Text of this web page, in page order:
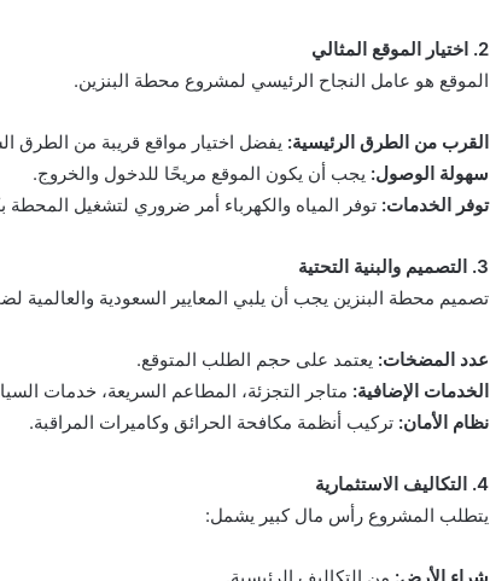
2. اختيار الموقع المثالي
الموقع هو عامل النجاح الرئيسي لمشروع محطة البنزين.
القرب من الطرق الرئيسية: يفضل اختيار مواقع قريبة من الطرق
سهولة الوصول: يجب أن يكون الموقع مريحًا للدخول والخروج.
توفر الخدمات: توفر المياه والكهرباء أمر ضروري لتشغيل المحطة
3. التصميم والبنية التحتية
تصميم محطة البنزين يجب أن يلبي المعايير السعودية والعالمية
عدد المضخات: يعتمد على حجم الطلب المتوقع.
الخدمات الإضافية: متاجر التجزئة، المطاعم السريعة، خدمات
نظام الأمان: تركيب أنظمة مكافحة الحرائق وكاميرات المراقبة.
4. التكاليف الاستثمارية
يتطلب المشروع رأس مال كبير يشمل:
شراء الأرض: من التكاليف الرئيسية.